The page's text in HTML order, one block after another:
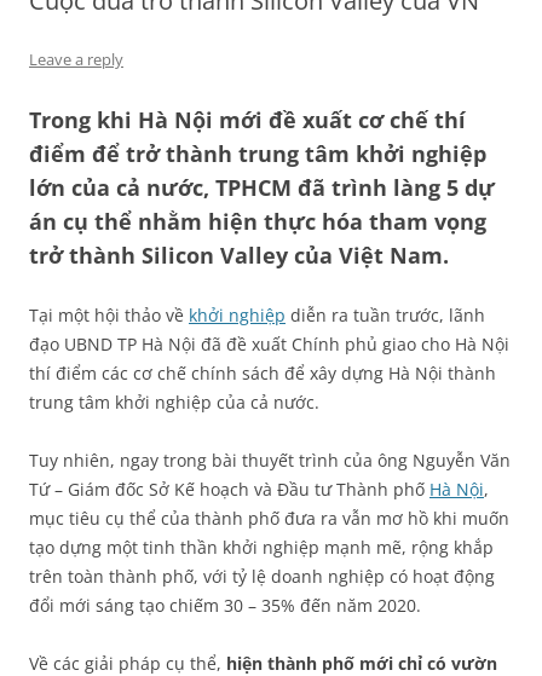
Leave a reply
Trong khi Hà Nội mới đề xuất cơ chế thí
điểm để trở thành trung tâm khởi nghiệp
lớn của cả nước, TPHCM đã trình làng 5 dự
án cụ thể nhằm hiện thực hóa tham vọng
trở thành Silicon Valley của Việt Nam.
Tại một hội thảo về khởi nghiệp diễn ra tuần trước, lãnh
đạo UBND TP Hà Nội đã đề xuất Chính phủ giao cho Hà Nội
thí điểm các cơ chế chính sách để xây dựng Hà Nội thành
trung tâm khởi nghiệp của cả nước.
Tuy nhiên, ngay trong bài thuyết trình của ông Nguyễn Văn
Tứ – Giám đốc Sở Kế hoạch và Đầu tư Thành phố Hà Nội,
mục tiêu cụ thể của thành phố đưa ra vẫn mơ hồ khi muốn
tạo dựng một tinh thần khởi nghiệp mạnh mẽ, rộng khắp
trên toàn thành phố, với tỷ lệ doanh nghiệp có hoạt động
đổi mới sáng tạo chiếm 30 – 35% đến năm 2020.
Về các giải pháp cụ thể, hiện thành phố mới chỉ có vườn